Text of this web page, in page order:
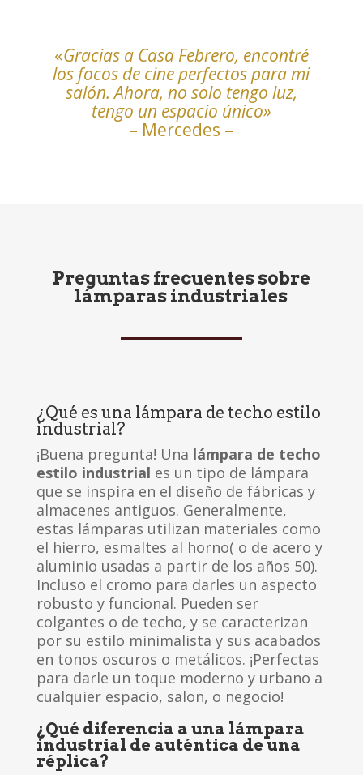
«Gracias a Casa Febrero, encontré
los focos de cine perfectos para mi
salón. Ahora, no solo tengo luz,
tengo un espacio único»
– Mercedes –
Preguntas frecuentes sobre
lámparas industriales
¿Qué es una lámpara de techo estilo
industrial?
¡Buena pregunta! Una lámpara de techo
estilo industrial es un tipo de lámpara
que se inspira en el diseño de fábricas y
almacenes antiguos. Generalmente,
estas lámparas utilizan materiales como
el hierro, esmaltes al horno( o de acero y
aluminio usadas a partir de los años 50).
Incluso el cromo para darles un aspecto
robusto y funcional. Pueden ser
colgantes o de techo, y se caracterizan
por su estilo minimalista y sus acabados
en tonos oscuros o metálicos. ¡Perfectas
para darle un toque moderno y urbano a
cualquier espacio, salon, o negocio!
¿Qué diferencia a una lámpara
industrial de auténtica de una
réplica?